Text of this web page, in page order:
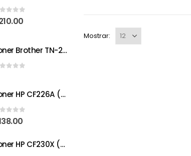
Mostrar:
of 5
Toner Brother TN-2340
Toner HP CF226A (26A) Negro para HP LaserJet Pro M402
of 5
Toner HP CF230X (30X) Negro para HP LaserJet Pro